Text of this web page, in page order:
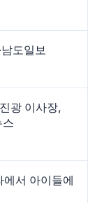
도일보
광 이사장,
스
서 아이들에